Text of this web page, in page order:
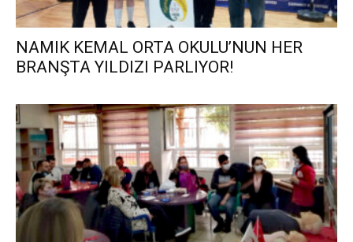
NAMIK KEMAL ORTA OKULU’NUN HER
BRANŞTA YILDIZI PARLIYOR!